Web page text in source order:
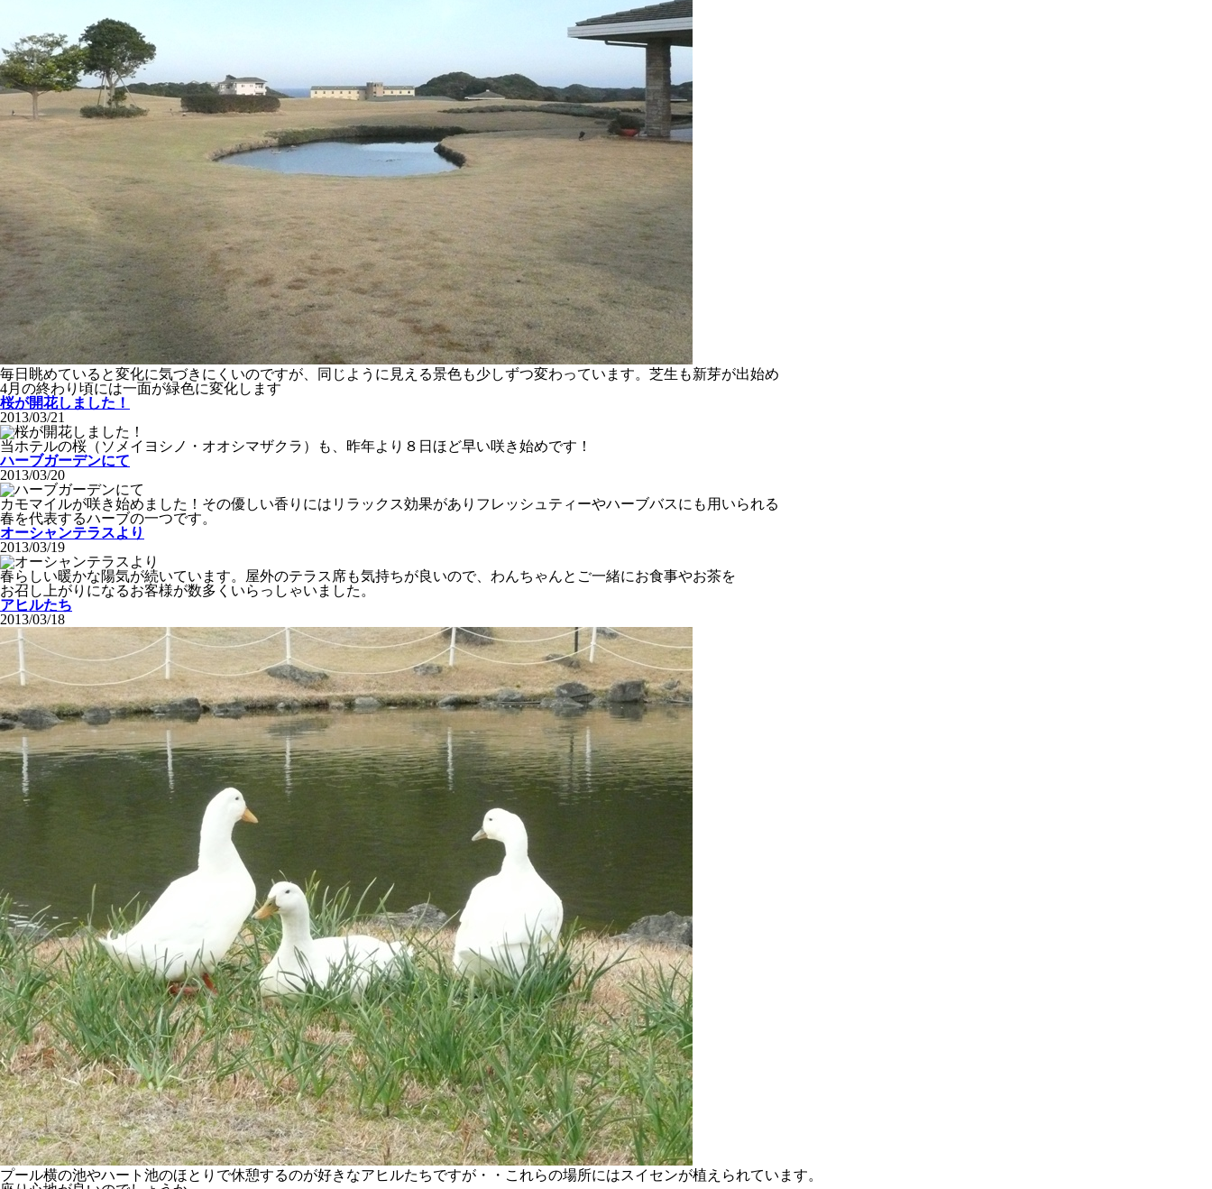
毎日眺めていると変化に気づきにくいのですが、同じように見える景色も少しずつ変わっています。芝生も新芽が出始め
4月の終わり頃には一面が緑色に変化します
桜が開花しました！
2013/03/21
当ホテルの桜（ソメイヨシノ・オオシマザクラ）も、昨年より８日ほど早い咲き始めです！
ハーブガーデンにて
2013/03/20
カモマイルが咲き始めました！その優しい香りにはリラックス効果がありフレッシュティーやハーブバスにも用いられる
春を代表するハーブの一つです。
オーシャンテラスより
2013/03/19
春らしい暖かな陽気が続いています。屋外のテラス席も気持ちが良いので、わんちゃんとご一緒にお食事やお茶を
お召し上がりになるお客様が数多くいらっしゃいました。
アヒルたち
2013/03/18
プール横の池やハート池のほとりで休憩するのが好きなアヒルたちですが・・これらの場所にはスイセンが植えられています。